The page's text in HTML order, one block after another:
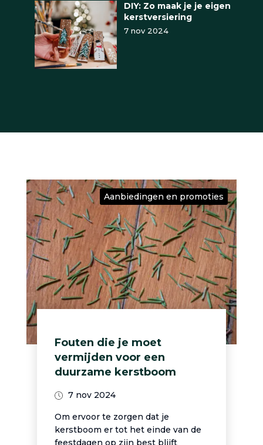
DIY: Zo maak je je eigen
kerstversiering
7 nov 2024
Aanbiedingen en promoties
Fouten die je moet
vermijden voor een
duurzame kerstboom
7 nov 2024
Om ervoor te zorgen dat je
kerstboom er tot het einde van de
feestdagen op zijn best blijft